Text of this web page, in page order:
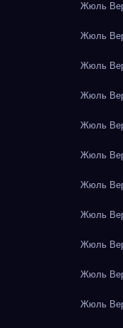
Жюль
Жюль
Жюль
Жюль
Жюль
Жюль
Жюль
Жюль
Жюль
Жюль
Жюль